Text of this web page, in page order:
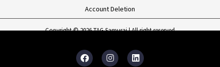
Account Deletion
Copyright © 2026 TAG Samurai | All right reserved
F
a
I
n
领
英